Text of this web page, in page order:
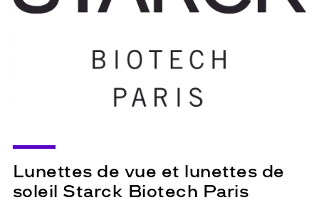
Lunettes de vue et lunettes de
soleil Starck Biotech Paris